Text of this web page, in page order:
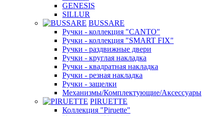
GENESIS
SILLUR
BUSSARE
Ручки - коллекция "CANTO"
Ручки - коллекция "SMART FIX"
Ручки - раздвижные двери
Ручки - круглая накладка
Ручки - квадратная накладка
Ручки - резная накладка
Ручки - защелки
Механизмы/Комплектующие/Аксессуары
PIRUETTE
Коллекция "Piruette"